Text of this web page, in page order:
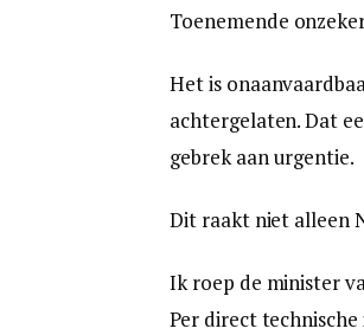
Toenemende
Het is
achtergelaten. Dat
gebrek aan urgentie.
Dit raakt niet alleen
Ik roep de minister
Per direct